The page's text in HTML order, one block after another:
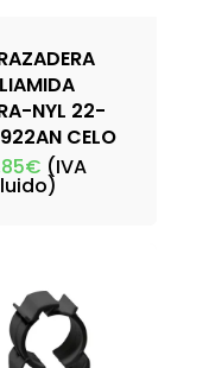
NYL 22-
CELO
€ (IVA